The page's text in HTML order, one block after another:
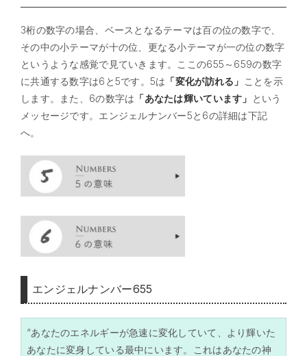
3桁の数字の場合、ベースとなるテーマは百の位の数字で、
その中の小テーマが十の位、更なる小テーマが一の位の数字
というような感覚で見ていきます。ここの655～659の数字
に共通する数字は6と5です。5は 「変化が訪れる」 ことを示
します。また、6の数字は 「あなたは輝いています」 という
メッセージです。エンジェルナンバー5と6の詳細は下記
へ。
エンジェルナンバー655
“あなたのエネルギーが急速に変化していて、より輝いた
あなたに変身している最中にいます。これはあなたの神